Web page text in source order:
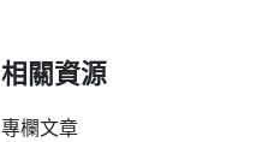
相關資源
專欄文章